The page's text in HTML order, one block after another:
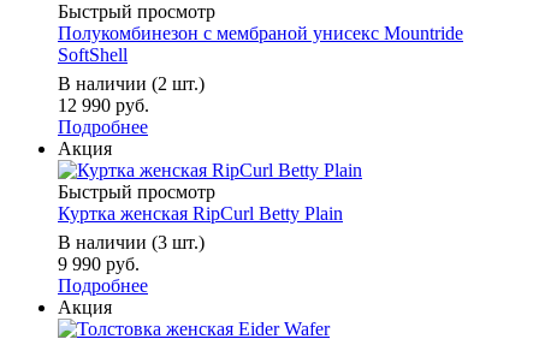
Быстрый просмотр
Полукомбинезон с мембраной унисекс Mountride
SoftShell
В наличии (2 шт.)
12 990 руб.
Подробнее
Акция
Быстрый просмотр
Куртка женская RipCurl Betty Plain
В наличии (3 шт.)
9 990 руб.
Подробнее
Акция